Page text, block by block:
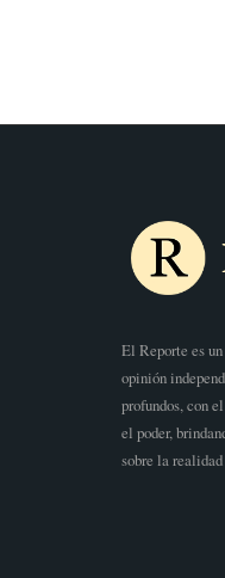
El Reporte es
opinión
profundos, con
el poder,
sobre la